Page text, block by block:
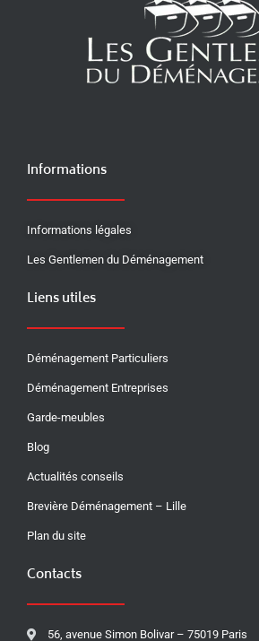
Informations
Informations légales
Les Gentlemen du Déménagement
Liens utiles
Déménagement Particuliers
Déménagement Entreprises
Garde-meubles
Blog
Actualités conseils
Brevière Déménagement – Lille
Plan du site
Contacts
56, avenue Simon Bolivar – 75019 Paris